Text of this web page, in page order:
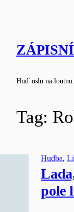
Huď oslu na
Tag:
Hudba,
pole